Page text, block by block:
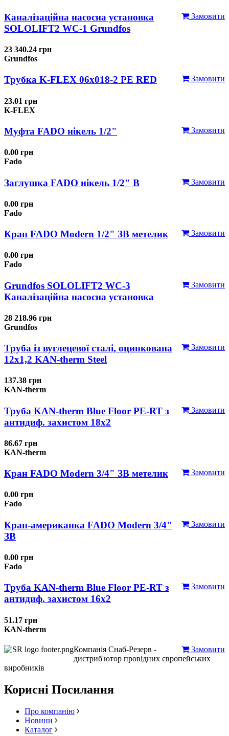
Замовити
Каналізаційна насосна установка
SOLOLIFT2 WC-1 Grundfos
23 340.24 грн
Grundfos
Замовити
Трубка K-FLEX 06x018-2 РЕ RED
23.01 грн
K-FLEX
Замовити
Муфта FADO нікель 1/2"
0.00 грн
Fado
Замовити
Заглушка FADO нікель 1/2" В
0.00 грн
Fado
Замовити
Кран FADO Modern 1/2" ЗВ метелик
0.00 грн
Fado
Замовити
Grundfos SOLOLIFT2 WC-3
Каналізаційна насосна установка
28 218.96 грн
Grundfos
Замовити
Труба із вуглецевої сталі, оцинкована
12x1,2 KAN-therm Steel
137.38 грн
KAN-therm
Замовити
Труба KAN-therm Blue Floor PE-RT з
антидиф. захистом 18х2
86.67 грн
KAN-therm
Замовити
Кран FADO Modern 3/4" ЗВ метелик
0.00 грн
Fado
Замовити
Кран-американка FADO Modern 3/4"
ЗВ
0.00 грн
Fado
Замовити
Труба KAN-therm Blue Floor PE-RT з
антидиф. захистом 16х2
51.17 грн
KAN-therm
Замовити
Компанія Снаб-Резерв -
дистриб'ютор провідних європейських
виробників
Корисні Посилання
Про компанію
Новини
Каталог